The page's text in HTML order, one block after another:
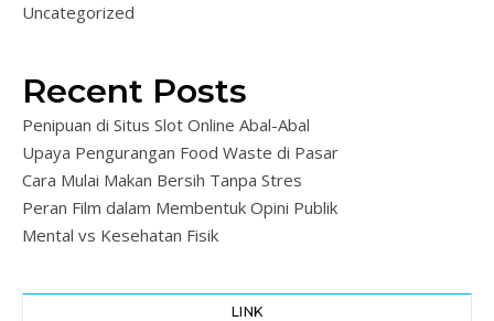
Uncategorized
Recent Posts
Penipuan di Situs Slot Online Abal-Abal
Upaya Pengurangan Food Waste di Pasar
Cara Mulai Makan Bersih Tanpa Stres
Peran Film dalam Membentuk Opini Publik
Mental vs Kesehatan Fisik
LINK